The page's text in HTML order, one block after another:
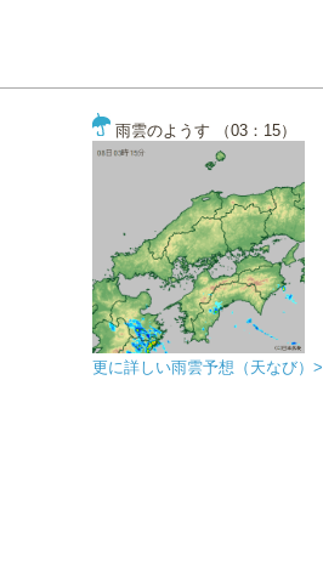
雨雲のようす （03：15）
更に詳しい雨雲予想（天なび）>